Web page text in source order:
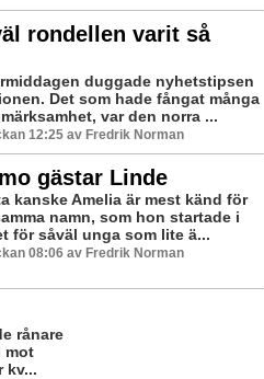
rondellen varit så
duggade nyhetstipsen
Det som hade fångat många
var den norra ...
12:25 av Fredrik Norman
gästar Linde
kanske Amelia är mest känd för
namn, som hon startade i
för såväl unga som lite ä...
08:06 av Fredrik Norman
rånare
mot
kv...